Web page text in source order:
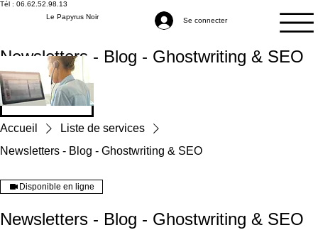
Le Papyrus Noir Se connecter
Tél : 06.62.52.98.13
Newsletters - Blog - Ghostwriting & SEO
Réserver
Accueil
Liste de services
Newsletters - Blog - Ghostwriting & SEO
Disponible en ligne
Newsletters - Blog - Ghostwriting & SEO